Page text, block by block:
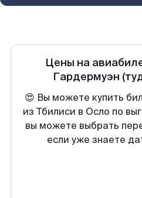
Цены на
Гардермуэн
😍 Вы можете купить
из Тбилиси в Осло по
вы можете выбрать
если уже знаете